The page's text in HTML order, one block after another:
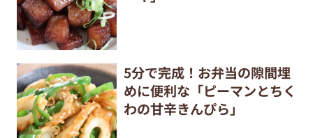
5分で完成！お弁当の隙間埋
めに便利な「ピーマンとちく
わの甘辛きんぴら」